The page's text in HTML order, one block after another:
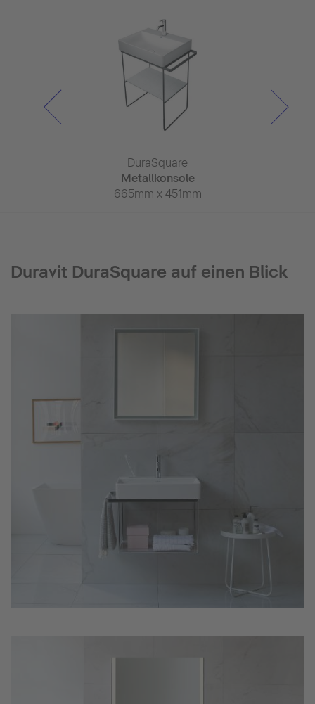
DuraSquare
Metallkonsole
665mm x 451mm
Duravit DuraSquare auf einen Blick